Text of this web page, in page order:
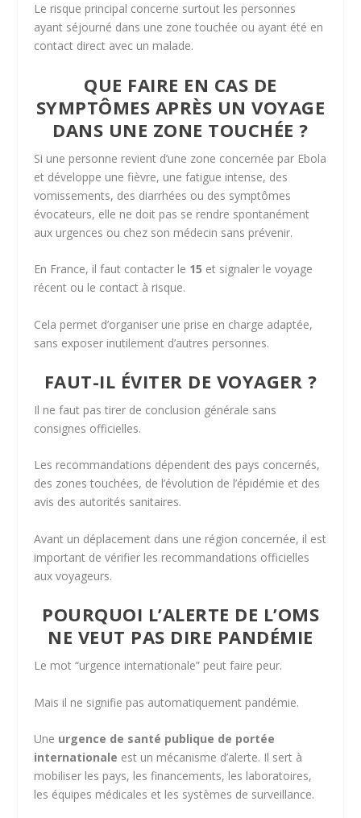
Le risque principal concerne surtout les personnes
ayant séjourné dans une zone touchée ou ayant été en
contact direct avec un malade.
QUE FAIRE EN CAS DE
SYMPTÔMES APRÈS UN VOYAGE
DANS UNE ZONE TOUCHÉE ?
Si une personne revient d’une zone concernée par Ebola
et développe une fièvre, une fatigue intense, des
vomissements, des diarrhées ou des symptômes
évocateurs, elle ne doit pas se rendre spontanément
aux urgences ou chez son médecin sans prévenir.
En France, il faut contacter le 15 et signaler le voyage
récent ou le contact à risque.
Cela permet d’organiser une prise en charge adaptée,
sans exposer inutilement d’autres personnes.
FAUT-IL ÉVITER DE VOYAGER ?
Il ne faut pas tirer de conclusion générale sans
consignes officielles.
Les recommandations dépendent des pays concernés,
des zones touchées, de l’évolution de l’épidémie et des
avis des autorités sanitaires.
Avant un déplacement dans une région concernée, il est
important de vérifier les recommandations officielles
aux voyageurs.
POURQUOI L’ALERTE DE L’OMS
NE VEUT PAS DIRE PANDÉMIE
Le mot “urgence internationale” peut faire peur.
Mais il ne signifie pas automatiquement pandémie.
Une urgence de santé publique de portée
internationale est un mécanisme d’alerte. Il sert à
mobiliser les pays, les financements, les laboratoires,
les équipes médicales et les systèmes de surveillance.